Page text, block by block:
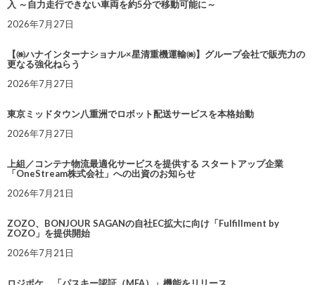
入 ～自力走行できない車両を約5分で移動可能に～
2026年7月27日
【㈱ハナインターナショナル×星清重機運輸㈱】グループ会社で販売力の
更なる強化ねらう
2026年7月27日
東京ミッドタウン八重洲でロボット配送サービスを本格始動
2026年7月27日
上組／コンテナ物流最適化サービスを提供する スタートアップ企業
「OneStream株式会社」への出資のお知らせ
2026年7月21日
ZOZO、BONJOUR SAGANの自社EC拡大に向け「Fulfillment by
ZOZO」を提供開始
2026年7月21日